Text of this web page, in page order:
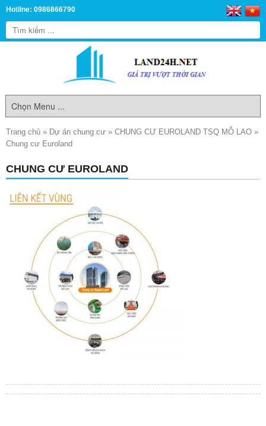
Hotline: 0986866790
Trang chủ » Dự án chung cư » CHUNG CƯ EUROLAND TSQ MỖ LAO »
Chung cư Euroland
CHUNG CƯ EUROLAND